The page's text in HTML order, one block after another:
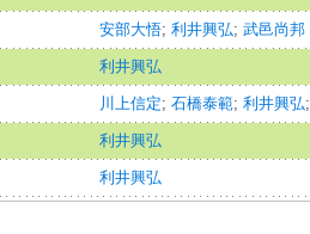
安部大悟; 利井興弘; 武邑尚邦
利井興弘
川上信定; 石橋泰範; 利井興弘;
利井興弘
利井興弘